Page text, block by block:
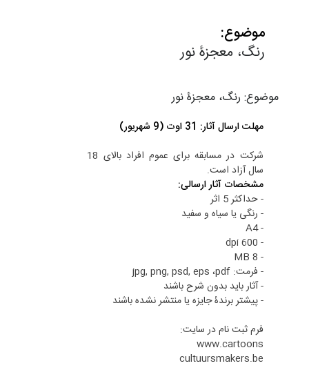
موضوع:
رنگ، معجزۀ نور
موضوع: رنگ، معجزۀ نور
مهلت ارسال آثار: 31 اوت (9 شهریور)
شرکت در مسابقه برای عموم افراد بالای 18
سال آزاد است.
مشخصات آثار ارسالی:
- حداکثر 5 اثر
- رنگی یا سیاه و سفید
- A4
- 600 dpi
- 8 MB
- فرمت: jpg, png, psd, eps ،pdf
- آثار باید بدون شرح باشند
- پیشتر برندۀ جایزه یا منتشر نشده باشند
فرم ثبت نام در سایت:
www.cartoons
cultuursmakers.be